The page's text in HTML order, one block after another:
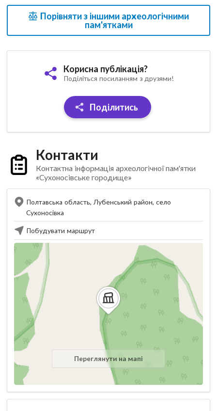
Порівняти з іншими археологічними
пам'ятками
Корисна публікація?
Поділіться посиланням з друзями!
Поділитись
Контакти
Контактна інформація археологічної пам'ятки
«Сухоносівське городище»
Полтавська область, Лубенський район, село
Сухоносівка
Побудувати маршрут
Переглянути на мапі